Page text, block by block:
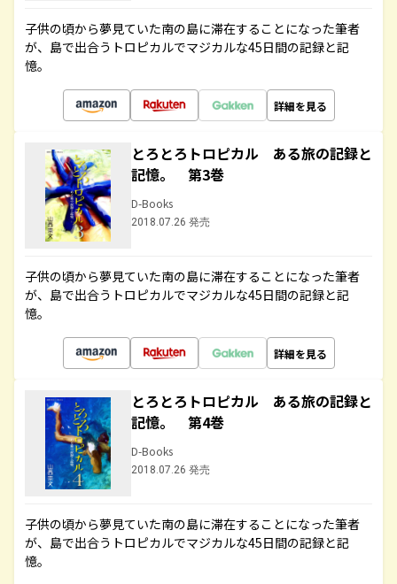
子供の頃から夢見ていた南の島に滞在することになった筆者
が、島で出合うトロピカルでマジカルな45日間の記録と記
憶。
詳細を見る
とろとろトロピカル ある旅の記録と
記憶。 第3巻
D-Books
2018.07.26 発売
子供の頃から夢見ていた南の島に滞在することになった筆者
が、島で出合うトロピカルでマジカルな45日間の記録と記
憶。
詳細を見る
とろとろトロピカル ある旅の記録と
記憶。 第4巻
D-Books
2018.07.26 発売
子供の頃から夢見ていた南の島に滞在することになった筆者
が、島で出合うトロピカルでマジカルな45日間の記録と記
憶。